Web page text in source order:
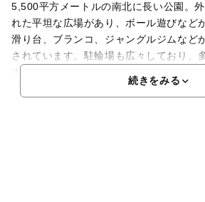
5,500平方メートルの南北に長い公園。
れた平坦な広場があり、ボール遊びなど
滑り台、ブランコ、ジャングルジムなど
されています。駐輪場も広々しており、
続きをみる